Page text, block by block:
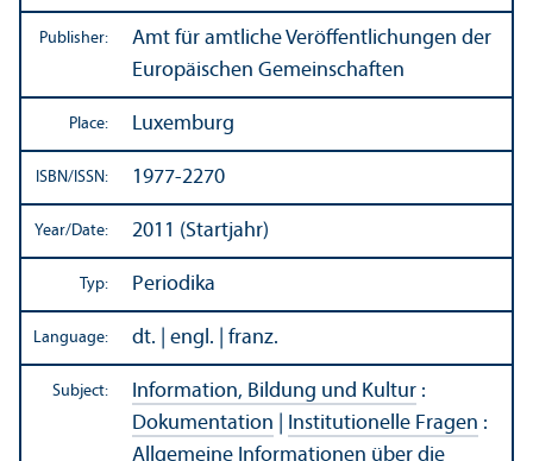
Publisher:
Amt für amtliche Veröffentlichungen der
Europäischen Gemeinschaften
Place: Luxemburg
ISBN/ISSN: 1977-2270
Year/Date: 2011 (Startjahr)
Typ: Periodika
Language: dt. | engl. | franz.
Subject: Information, Bildung und Kultur :
Dokumentation
Institutionelle Fragen :
Allgemeine Informationen über die